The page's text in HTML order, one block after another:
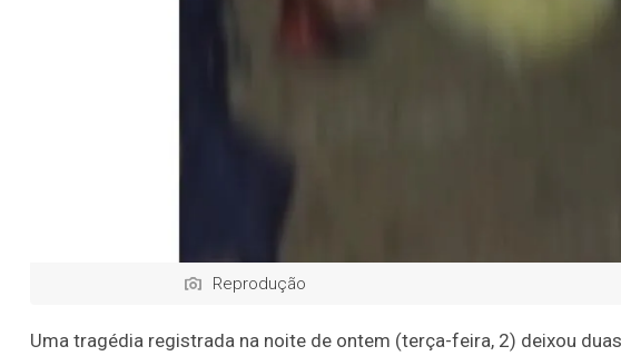
Reprodução
Uma tragédia registrada na noite de ontem (terça-feira, 2) deixou